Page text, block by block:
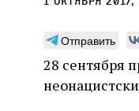
Отправить
28 сентября